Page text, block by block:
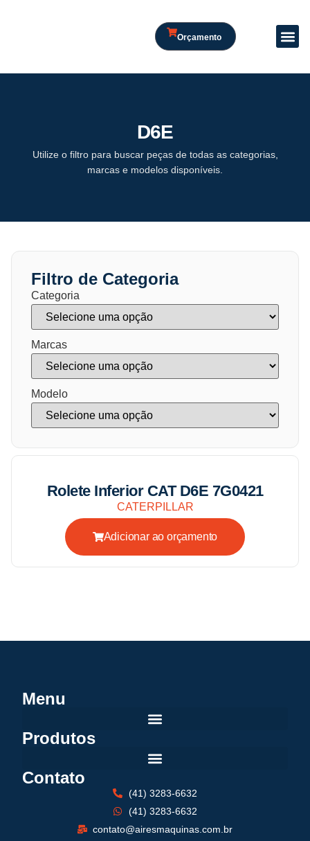
Orçamento
D6E
Utilize o filtro para buscar peças de todas as categorias,
marcas e modelos disponíveis.
Filtro de Categoria
Categoria
Marcas
Modelo
Rolete Inferior CAT D6E 7G0421
CATERPILLAR
Adicionar ao orçamento
Menu
Produtos
Contato
(41) 3283-6632
(41) 3283-6632
contato@airesmaquinas.com.br